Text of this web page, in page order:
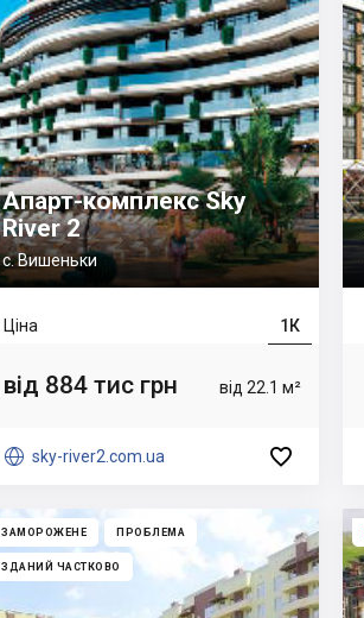
Апарт-комплекс Sky
River 2
с. Вишеньки
1К
Ціна
від 22.1 м²
від 884 тис грн
 sky-river2.com.ua 
ЗАМОРОЖЕНЕ ПРОБЛЕМА
ЗДАНИЙ ЧАСТКОВО